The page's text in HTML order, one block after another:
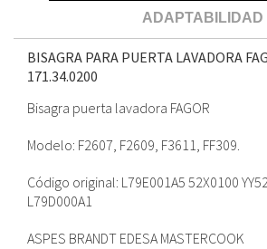
ADAPTABILIDAD
BISAGRA PARA PUERTA LAVADORA
171.34.0200
Bisagra puerta lavadora FAGOR
Modelo: F2607, F2609, F3611, FF309.
Código original: L79E001A5 52X0100
L79D000A1
ASPES BRANDT EDESA MASTERCOOK